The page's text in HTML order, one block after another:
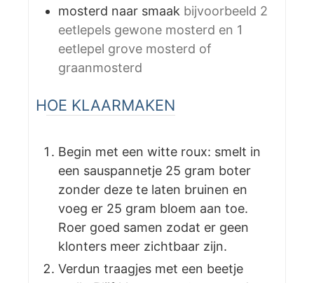
mosterd naar smaak bijvoorbeeld 2
eetlepels gewone mosterd en 1
eetlepel grove mosterd of
graanmosterd
HOE KLAARMAKEN
Begin met een witte roux: smelt in
een sauspannetje 25 gram boter
zonder deze te laten bruinen en
voeg er 25 gram bloem aan toe.
Roer goed samen zodat er geen
klonters meer zichtbaar zijn.
Verdun traagjes met een beetje